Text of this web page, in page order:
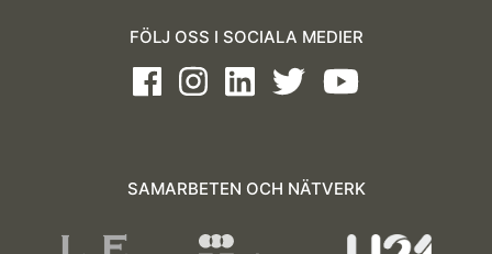
FÖLJ OSS I SOCIALA MEDIER
FacebookInstagramLinkedInTwitterYoutube
SAMARBETEN OCH NÄTVERK